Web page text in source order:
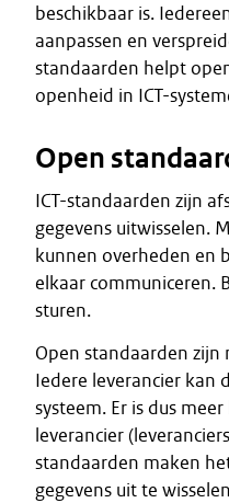
beschikbaar is.
aanpassen en
standaarden helpt
openheid in ICT-
Open
ICT-standaarden zijn
gegevens uitwisselen.
kunnen overheden en
elkaar communiceren.
sturen.
Open standaarden
Iedere leverancier kan
systeem. Er is dus
leverancier
standaarden maken
gegevens uit te